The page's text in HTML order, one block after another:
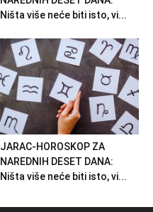
Ništa više neće biti isto, vi...
JARAC-HOROSKOP ZA
NAREDNIH DESET DANA:
Ništa više neće biti isto, vi...